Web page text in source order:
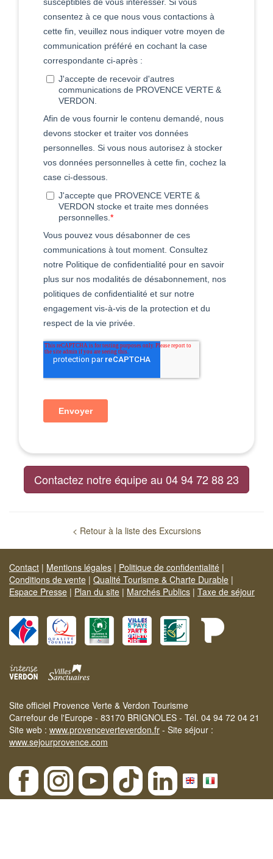
Contactez notre équipe au 04 94 72 88 23
< Retour à la liste des Excursions
Contact | Mentions légales | Politique de confidentialité |
Conditions de vente | Qualité Tourisme & Charte Durable |
Espace Presse | Plan du site | Marchés Publics | Taxe de séjour
Site officiel Provence Verte & Verdon Tourisme
Carrefour de l'Europe - 83170 BRIGNOLES - Tél. 04 94 72 04 21
Site web : www.provenceverteverdon.fr - Site séjour :
www.sejourprovence.com